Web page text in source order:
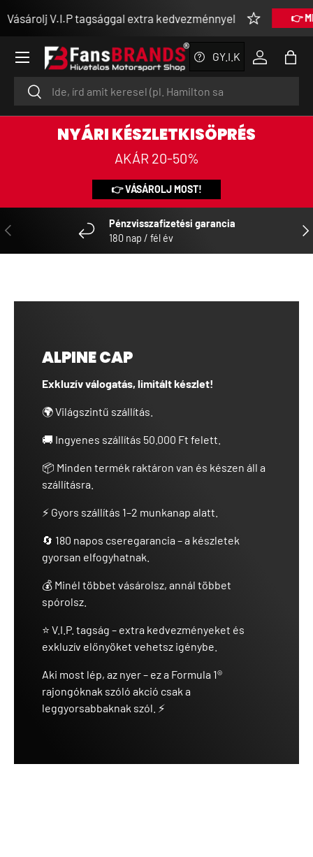
SKIP TO CONTENT
extra kedvezménnyel 👉 MEGNÉZEM
SearchSearch
GY.I.K
Log inBag
Menu
NYÁRI KÉSZLETKISÖPRÉS
AKÁR 20-50%
👉 VÁSÁROLJ MOST!
PREVIOUS
Pénzvisszafizetési garancia
180 nap / fél év
ALPINE CAP
Exkluzív válogatás, limitált készlet!
🌍 Világszintű szállítás.
🚚 Ingyenes szállítás 50.000 Ft felett.
📦 Minden termék raktáron van és készen áll a
szállításra.
⚡ Gyors szállítás 1–2 munkanap alatt.
🔄 180 napos cseregarancia – a készletek
gyorsan elfogyhatnak.
💰 Minél többet vásárolsz, annál többet
spórolsz.
⭐ V.I.P. tagság – extra kedvezményeket és
exkluzív előnyöket vehetsz igénybe.
Aki most lép, az nyer – ez a Formula 1®
rajongóknak szóló akció csak a
leggyorsabbaknak szól. ⚡